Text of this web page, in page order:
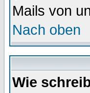
Mails von
Nach oben
Wie